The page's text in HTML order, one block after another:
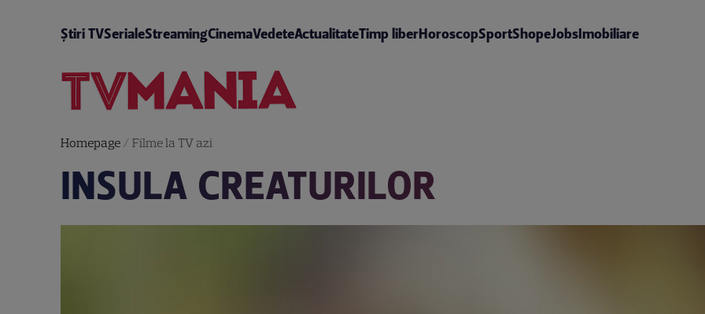
Știri TVSerialeStreamingCinemaVedeteActualitateTimp liberHoroscopSportShopeJobsImobiliare
Homepage/ Filme la TV azi
INSULA CREATURILOR